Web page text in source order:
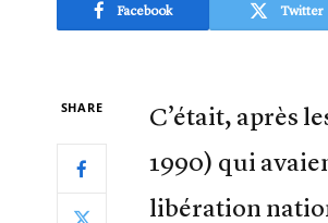
Facebook Twitter
SHARE
C’était, après
1990) qui
libération